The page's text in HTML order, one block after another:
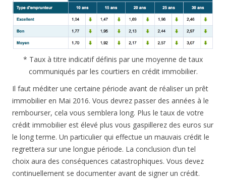
* Taux à titre indicatif définis par une moyenne de taux
communiqués par les courtiers en crédit immobilier.
Il faut méditer une certaine période avant de réaliser un prêt
immobilier en Mai 2016. Vous devrez passer des années à le
rembourser, cela vous semblera long. Plus le taux de votre
crédit immobilier est élevé plus vous gaspillerez des euros sur
le long terme. Un particulier qui effectue un mauvais crédit le
regrettera sur une longue période. La conclusion d’un tel
choix aura des conséquences catastrophiques. Vous devez
continuellement se documenter avant de signer un crédit.